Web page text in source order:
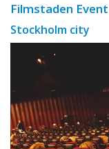
Filmstaden
Stockholm city